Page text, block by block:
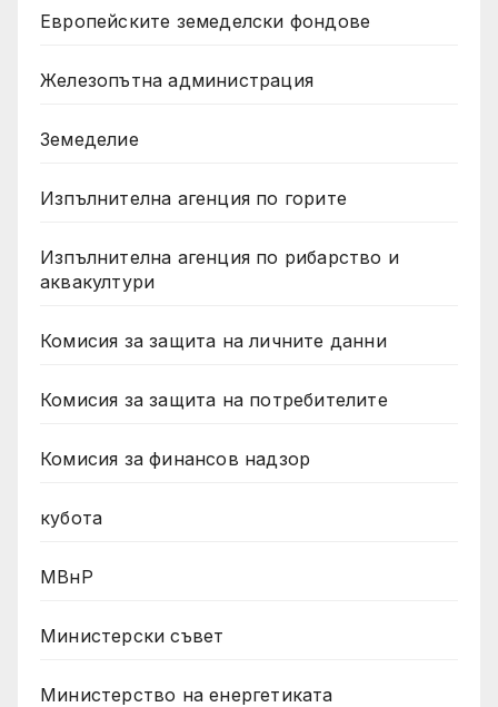
Европейските земеделски фондове
Железопътна администрация
Земеделие
Изпълнителна агенция по горите
Изпълнителна агенция по рибарство и
аквакултури
Комисия за защита на личните данни
Комисия за защита на потребителите
Комисия за финансов надзор
кубота
МВнР
Министерски съвет
Министерство на енергетиката